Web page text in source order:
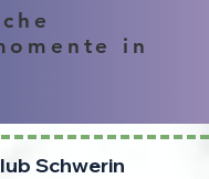
in
Schwerin